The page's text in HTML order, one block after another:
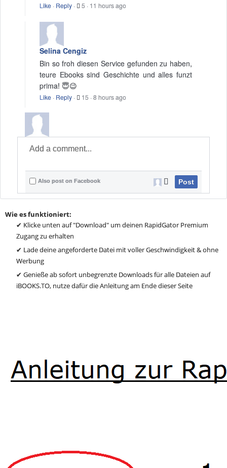
Like · Reply · 5 · 11 hours ago
Selina Cengiz
Bin so froh diesen Service gefunden zu haben,
teure Ebooks sind Geschichte und alles funzt
prima! 😇😉
Like · Reply · 15 ·8 hours ago
Also post on Facebook Post
Wie es funktioniert:
✔ Klicke unten auf "Download" um deinen RapidGator Premium
Zugang zu erhalten
✔ Lade deine angeforderte Datei mit voller Geschwindigkeit & ohne
Werbung
✔ Genieße ab sofort unbegrenzte Downloads für alle Dateien auf
iBOOKS.TO, nutze dafür die Anleitung am Ende dieser Seite